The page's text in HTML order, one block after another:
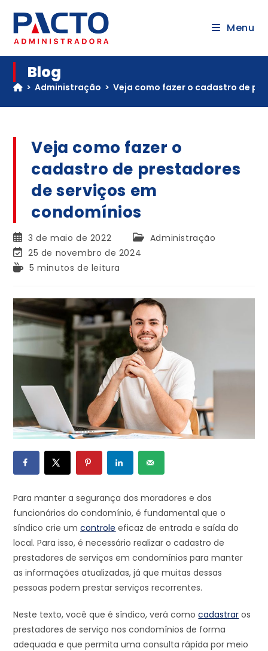
Menu
Blog
> Administração > Veja como fazer o cadastro de
Veja como fazer o
cadastro de prestadores
de serviços em
condomínios
3 de maio de 2022
Administração
25 de novembro de 2024
5 minutos de leitura
Para manter a segurança dos moradores e dos
funcionários do condomínio, é fundamental que o
síndico crie umcontrole eficaz de entrada e saída do
local. Para isso, é necessário realizar o cadastro de
prestadores de serviços em condomínios para manter
as informações atualizadas, já que muitas dessas
pessoas podem prestar serviços recorrentes.
Neste texto, você que é síndico, verá comocadastrar os
prestadores de serviço nos condomínios de forma
adequada e que permita uma consulta rápida por meio